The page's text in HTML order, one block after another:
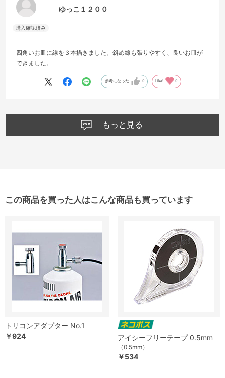
ゆっこ１２００
四角いお皿に線を３本描きました。斜め線も張りやすく、良いお皿が
できました。
参考になった 0 Like! 0
もっと見る
この商品を買った人はこんな商品も買っています
トリコンアダプター No.1
￥924
アイシーフリーテープ 0.5mm
（0.5mm）
￥534